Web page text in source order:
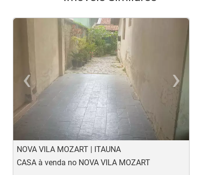
‹
Previous
›
NOVA VILA MOZART | ITAUNA
CASA à venda no NOVA VILA MOZART